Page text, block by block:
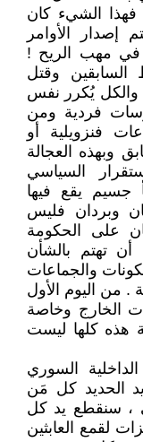
فهذا الشيء كان
إصدار الأوامر
في مهب الريح !
السابقين وقتل
والكل يُكرر نفس
فردية ومن
فنزويلية أو
وبهذه العجالة
السياسي
جسيم يقع فيها
وبردان فليس
على الحكومة
أن تهتم بالشأن
والجماعات
. من اليوم الأول
الخارج وخاصة
هذه كلها ليست
السوري
الحديد كل مَن
، سنقطع يد كل
لقمع العابثين